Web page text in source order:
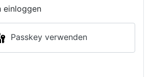
einloggen
Passkey verwenden